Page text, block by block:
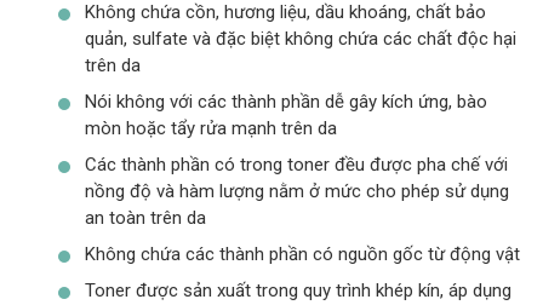
Không chứa cồn, hương liệu, dầu khoáng, chất bảo
quản, sulfate và đặc biệt không chứa các chất độc hại
trên da
Nói không với các thành phần dễ gây kích ứng, bào
mòn hoặc tẩy rửa mạnh trên da
Các thành phần có trong toner đều được pha chế với
nồng độ và hàm lượng nằm ở mức cho phép sử dụng
an toàn trên da
Không chứa các thành phần có nguồn gốc từ động vật
Toner được sản xuất trong quy trình khép kín, áp dụng